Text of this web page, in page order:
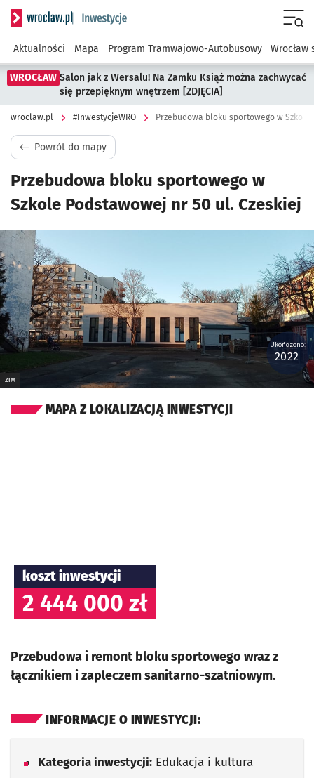
Serwis informacyjny wroclaw.pl podserwis:
Aktualności Mapa Program Tramwajowo-Autobusowy Wrocław
WROCŁAW Salon jak z Wersalu! Na Zamku Książ można zachwycać
się przepięknym wnętrzem [ZDJĘCIA]
wroclaw.pl #InwestycjeWRO Przebudowa bloku sportowego w
Powrót do mapy
Przebudowa bloku sportowego w
Szkole Podstawowej nr 50 ul. Czeskiej
Kliknij, aby powiększyć
ZIM
Ukończono:
2022
MAPA Z LOKALIZACJĄ INWESTYCJI
koszt inwestycji
2 444 000 zł
Przebudowa i remont bloku sportowego wraz z
łącznikiem i zapleczem sanitarno-szatniowym.
INFORMACJE O INWESTYCJI:
Kategoria inwestycji: Edukacja i kultura